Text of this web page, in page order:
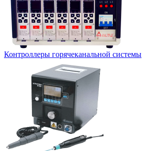
Контроллеры горячеканальной системы